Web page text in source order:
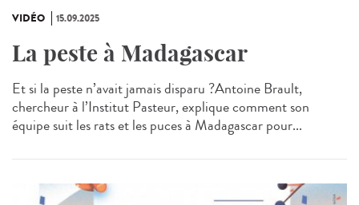
VIDÉO 15.09.2025
La peste à Madagascar
Et si la peste n’avait jamais disparu ?Antoine Brault,
chercheur à l’Institut Pasteur, explique comment son
équipe suit les rats et les puces à Madagascar pour...